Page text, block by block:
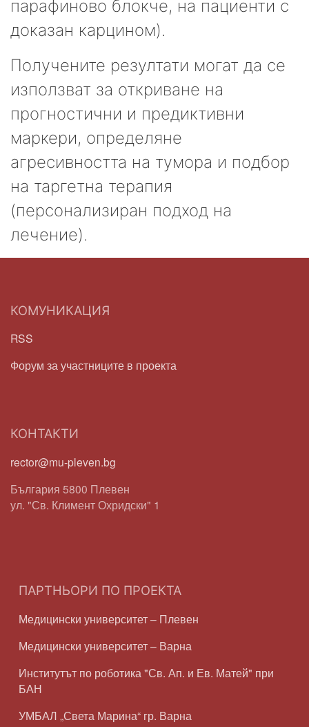
парафиново блокче, на пациенти с
доказан карцином).
Получените резултати могат да се
използват за откриване на
прогностични и предиктивни
маркери, определяне
агресивността на тумора и подбор
на таргетна терапия
(персонализиран подход на
лечение).
КОМУНИКАЦИЯ
RSS
Форум за участниците в проекта
КОНТАКТИ
rector@mu-pleven.bg
България 5800 Плевен
ул. "Св. Климент Охридски" 1
ПАРТНЬОРИ ПО ПРОЕКТА
Медицински университет – Плевен
Медицински университет – Варна
Институтът по роботика "Св. Ап. и Ев. Матей" при
БАН
УМБАЛ „Света Марина“ гр. Варна